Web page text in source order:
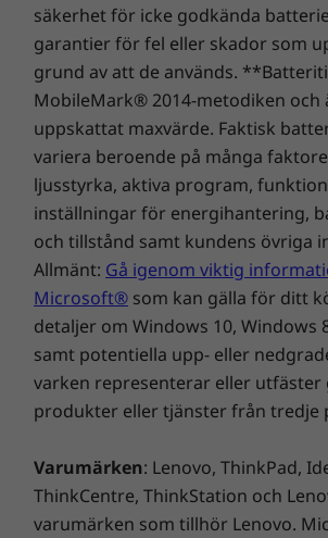
Håll nyfikna ögon borta
Logga in snabbt och säkert med ett
fingeravtryck eller leende. Det är
trycka på fingeravtrycksläsaren
inbyggd i strömknappen eller titta
hybridkameran, som finns som
tar tekniken för
resten. Den bärbara
E14 Gen 4 har även ett
Tangentbord
Fullformat, bakgrundsbelyst
VoIP-snabbtangenter*
*Microsoft Teams-konto krävs, finns inte förinstallerat
Portar/kortplatser
USB-C 3.2 Gen 1 (med DisplayPort och
strömförsörjning)
USB 3.2 Gen 1 (always-on)
USB 2.0
HDMI 1.4b
RJ45
Kombinerad hörlur/mikrofon
Plats för Kensington-säkerhetslås™
Överföringshastigheten via USB-portarna är ungefärlig och
som bearbetningskapacitet hos värd/kringutrustning,
och driftmiljö. Faktisk hastighet varierar och kan vara lägre
säkerhet för icke godkända
garantier för fel eller skador som
grund av att de används.
MobileMark® 2014-metodiken och
uppskattat maxvärde. Faktisk
variera beroende på många
ljusstyrka, aktiva program,
inställningar för energihantering,
och tillstånd samt kundens övriga
Allmänt: Gå igenom viktig
Microsoft® som kan gälla för ditt
detaljer om Windows 10, Windows
samt potentiella upp- eller
varken representerar eller
produkter eller tjänster från tredje
Varumärken: Lenovo, ThinkPad,
ThinkCentre, ThinkStation och
varumärken som tillhör Lenovo.